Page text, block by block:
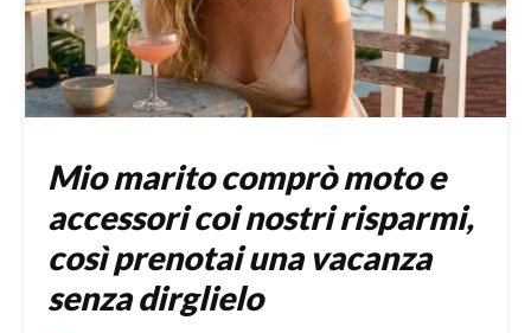
Mio marito comprò moto e
accessori coi nostri risparmi,
così prenotai una vacanza
senza dirglielo